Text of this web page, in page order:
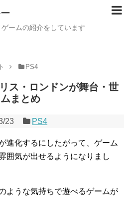
ームの紹介をしています
PS4
ス・ロンドンが舞台・世
まとめ
23 PS4
進化するにしたがって、ゲーム
囲気が出せるようになりまし
ような気持ちで遊べるゲームが